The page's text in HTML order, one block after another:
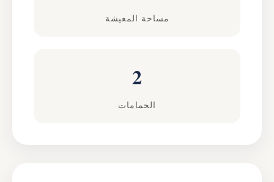
مساحة المعيشة
2
الحمامات